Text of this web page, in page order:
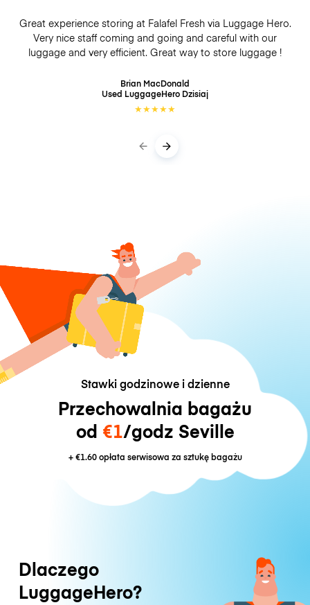
Great experience storing at Falafel Fresh via Luggage Hero.
Very nice staff coming and going and careful with our
luggage and very efficient. Great way to store luggage !
Brian MacDonald
Used LuggageHero Dzisiaj
★★★★★
Stawki godzinowe i dzienne
Przechowalnia bagażu
od €1/godz Seville
+€1.60opłata serwisowa za sztukę bagażu
Dlaczego
LuggageHero?